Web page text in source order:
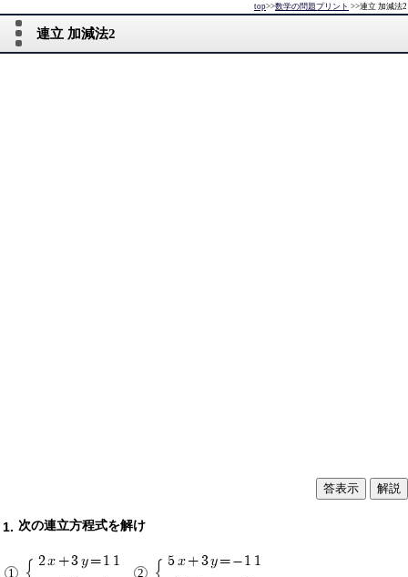
連立 加減法2
top>>数学の問題プリント >>連立 加減法2
解説
次の連立方程式を解け
2x+3y=11
5x+3y=-11